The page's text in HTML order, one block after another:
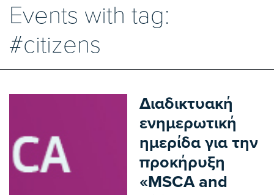
Events with tag:
#citizens
Διαδικτυακή
ενημερωτική
ημερίδα για την
προκήρυξη
«MSCA and